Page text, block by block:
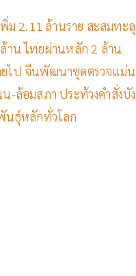
ม 2.11 ล้านราย สะสมทะ
าน ไทยผ่านหลัก 2 ล้าน
ไป จีนพัฒนาชุดตรวจแม่
น-ล้อมสภา ประท้วงคำสั่ง
นธุ์หลักทั่วโลก